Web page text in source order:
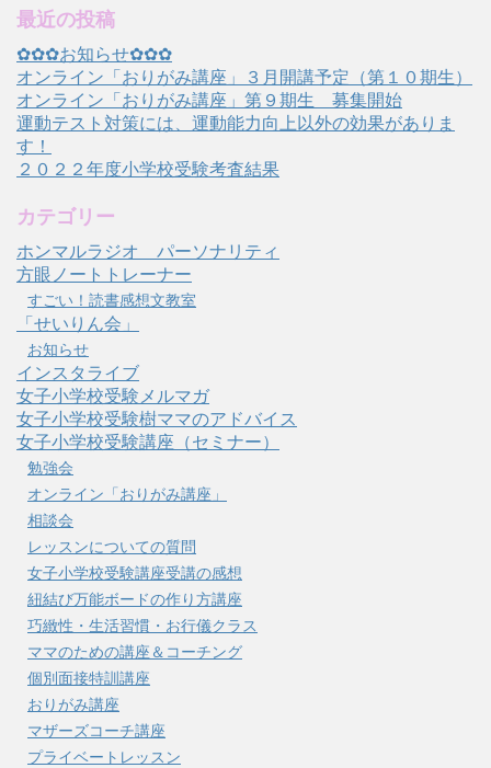
最近の投稿
✿✿✿お知らせ✿✿✿
オンライン「おりがみ講座」３月開講予定（第１０期生）
オンライン「おりがみ講座」第９期生 募集開始
運動テスト対策には、運動能力向上以外の効果がありま
す！
２０２２年度小学校受験考査結果
カテゴリー
ホンマルラジオ パーソナリティ
方眼ノートトレーナー
すごい！読書感想文教室
「せいりん会」
お知らせ
インスタライブ
女子小学校受験メルマガ
女子小学校受験樹ママのアドバイス
女子小学校受験講座（セミナー）
勉強会
オンライン「おりがみ講座」
相談会
レッスンについての質問
女子小学校受験講座受講の感想
紐結び万能ボードの作り方講座
巧緻性・生活習慣・お行儀クラス
ママのための講座＆コーチング
個別面接特訓講座
おりがみ講座
マザーズコーチ講座
プライベートレッスン